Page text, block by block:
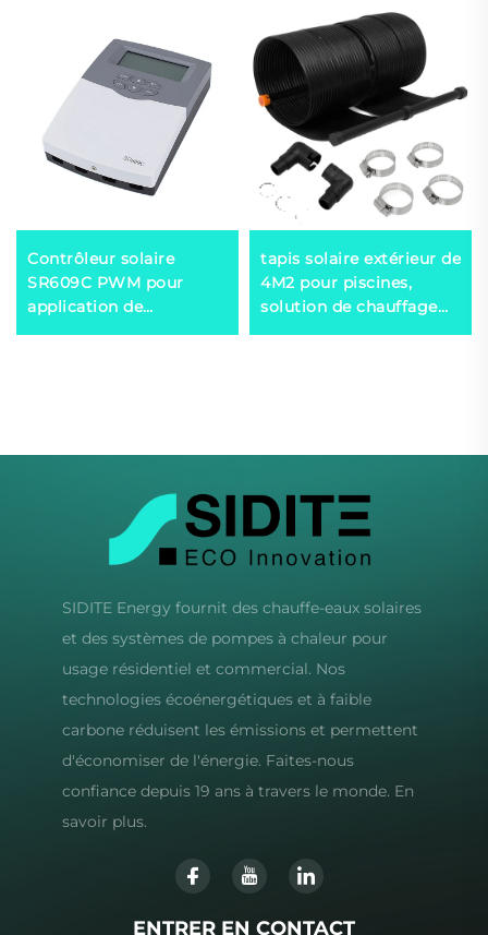
Contrôleur solaire
SR609C PWM pour
application de
collecteur de chauffe-
tapis solaire extérieur de
4M2 pour piscines,
solution de chauffage
solaire écologique
SIDITE Energy fournit des chauffe-eaux solaires
et des systèmes de pompes à chaleur pour
usage résidentiel et commercial. Nos
technologies écoénergétiques et à faible
carbone réduisent les émissions et permettent
d'économiser de l'énergie. Faites-nous
confiance depuis 19 ans à travers le monde. En
savoir plus.
ENTRER EN CONTACT